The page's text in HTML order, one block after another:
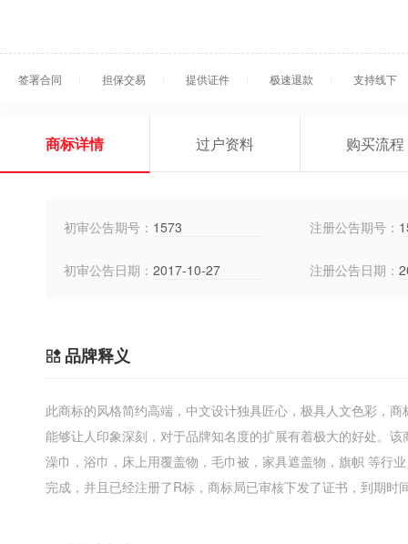
签署合同 担保交易 提供证件 极速退款 支持线下
商标详情 过户资料 购买流程
初审公告期号： 1573 注册公告期号：
初审公告日期： 2017-10-27 注册公告日期：
品牌释义
此商标的风格简约高端，中文设计独具匠心，极具人文色彩，
能够让人印象深刻，对于品牌知名度的扩展有着极大的好处。
澡巾，浴巾，床上用覆盖物，毛巾被，家具遮盖物，旗帜 等行
完成，并且已经注册了R标，商标局已审核下发了证书，到期